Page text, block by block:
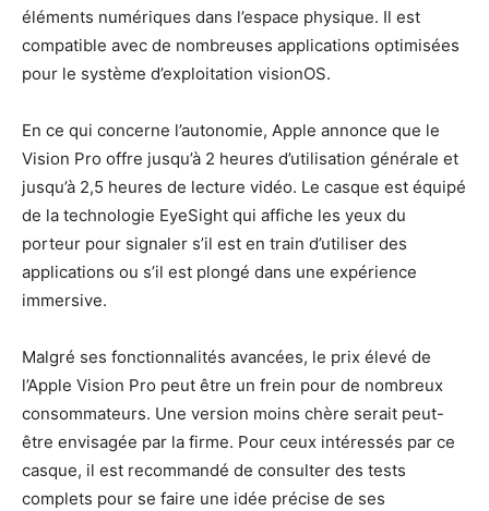
éléments numériques dans l’espace physique. Il est
compatible avec de nombreuses applications optimisées
pour le système d’exploitation visionOS.
En ce qui concerne l’autonomie, Apple annonce que le
Vision Pro offre jusqu’à 2 heures d’utilisation générale et
jusqu’à 2,5 heures de lecture vidéo. Le casque est équipé
de la technologie EyeSight qui affiche les yeux du
porteur pour signaler s’il est en train d’utiliser des
applications ou s’il est plongé dans une expérience
immersive.
Malgré ses fonctionnalités avancées, le prix élevé de
l’Apple Vision Pro peut être un frein pour de nombreux
consommateurs. Une version moins chère serait peut-
être envisagée par la firme. Pour ceux intéressés par ce
casque, il est recommandé de consulter des tests
complets pour se faire une idée précise de ses